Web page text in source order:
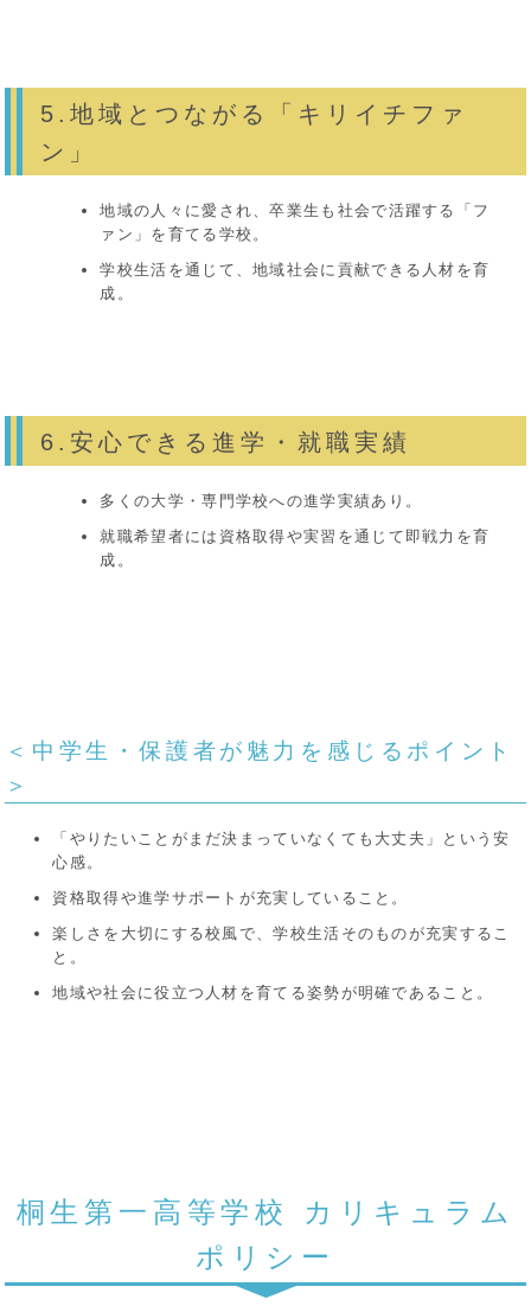
5.地域とつながる「キリイチファ
ン」
地域の人々に愛され、卒業生も社会で活躍する「フ
ァン」を育てる学校。
学校生活を通じて、地域社会に貢献できる人材を育
成。
6.安心できる進学・就職実績
多くの大学・専門学校への進学実績あり。
就職希望者には資格取得や実習を通じて即戦力を育
成。
＜中学生・保護者が魅力を感じるポイント
＞
「やりたいことがまだ決まっていなくても大丈夫」という安
心感。
資格取得や進学サポートが充実していること。
楽しさを大切にする校風で、学校生活そのものが充実するこ
と。
地域や社会に役立つ人材を育てる姿勢が明確であること。
桐生第一高等学校 カリキュラム
ポリシー